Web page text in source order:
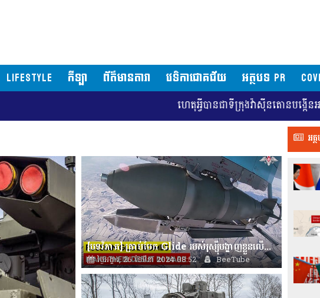
LIFESTYLE កីឡា ព័ត៌មានតារា វេទិកាជោគជ័យ អត្ថបទ PR
ហេតុអ្វីបានជាទីក្រុងវ៉ាស៊ីនតោនបង្កើនអាវុធធុ
[បទវិភាគ] គ្រាប់បែក Glide របស់រុស្សុីបង្ហាញខ្លួនលើកដំបូងក្នុងសង្គ្រាមរុស្ស៊ី-អ៊ុយក្រែន!!
ថ្ងៃអង្គារ, 26 ខែមីនា 2024 08:52
BeeTube
News
អត្